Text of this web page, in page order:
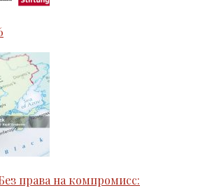
права на компромисс: